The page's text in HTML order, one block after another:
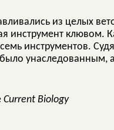
из целых
инструмент клювом.
инструментов.
унаследованным,
Current Biology